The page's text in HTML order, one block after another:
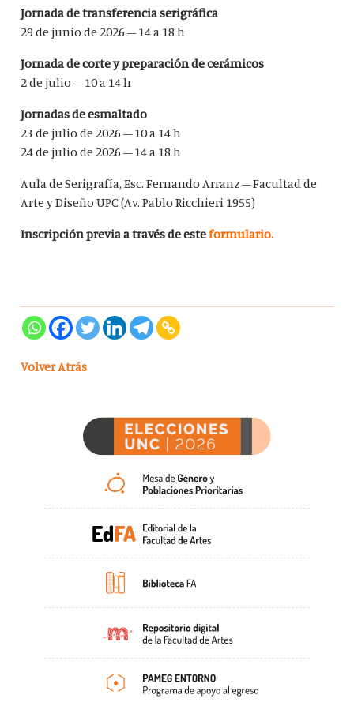
Jornada de transferencia serigráfica
29 de junio de 2026 – 14 a 18 h
Jornada de corte y preparación de cerámicos
2 de julio – 10 a 14 h
Jornadas de esmaltado
23 de julio de 2026 – 10 a 14 h
24 de julio de 2026 – 14 a 18 h
Aula de Serigrafía, Esc. Fernando Arranz – Facultad de
Arte y Diseño UPC (Av. Pablo Ricchieri 1955)
Inscripción previa a través de esteformulario.
Volver Atrás